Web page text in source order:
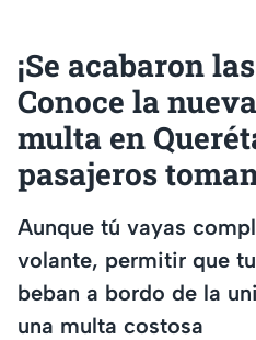
¡Se acabaron
Conoce la
multa en
pasajeros
Aunque tú vayas
volante, permitir que
beban a bordo de la
una multa costosa